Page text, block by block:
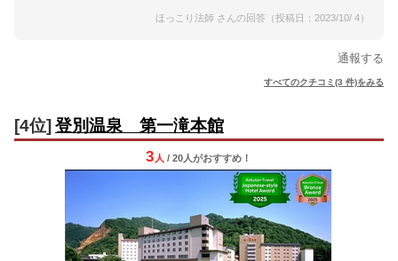
ほっこり法師 さんの回答（投稿日：2023/10/ 4）
通報する
すべてのクチコミ(3 件)をみる
[4位] 登別温泉 第一滝本館
3 人 / 20人がおすすめ！